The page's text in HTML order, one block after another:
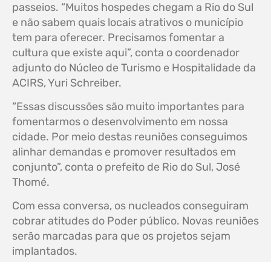
passeios. “Muitos hospedes chegam a Rio do Sul
e não sabem quais locais atrativos o município
tem para oferecer. Precisamos fomentar a
cultura que existe aqui”, conta o coordenador
adjunto do Núcleo de Turismo e Hospitalidade da
ACIRS, Yuri Schreiber.
“Essas discussões são muito importantes para
fomentarmos o desenvolvimento em nossa
cidade. Por meio destas reuniões conseguimos
alinhar demandas e promover resultados em
conjunto”, conta o prefeito de Rio do Sul, José
Thomé.
Com essa conversa, os nucleados conseguiram
cobrar atitudes do Poder público. Novas reuniões
serão marcadas para que os projetos sejam
implantados.